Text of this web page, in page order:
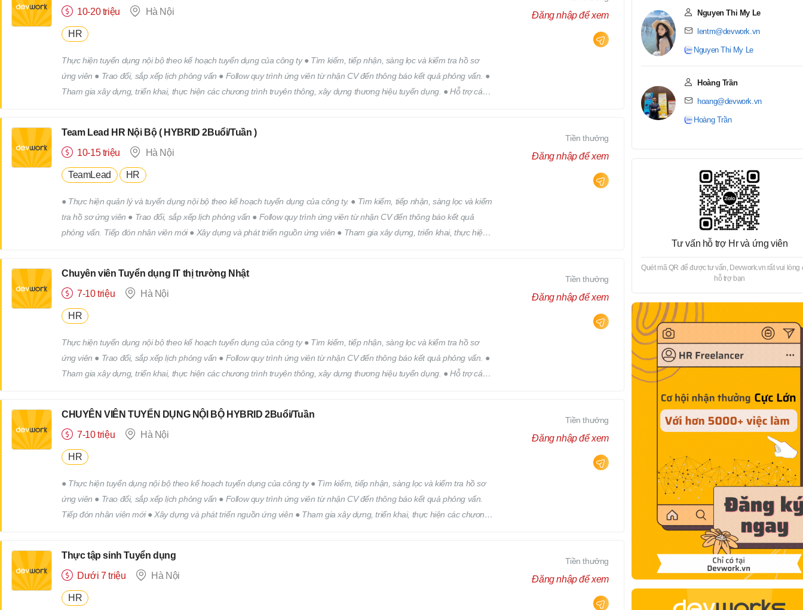
10-20 triệu
Hà Nội
HR
Thực hiện tuyển dụng nội bộ theo kế hoạch tuyển dụng của công ty ● Tìm kiếm, tiếp nhận, sàng lọc và kiểm tra hồ sơ
ứng viên ● Trao đổi, sắp xếp lịch phỏng vấn ● Follow quy trình ứng viên từ nhận CV đến thông báo kết quả phỏng vấn. ●
Tham gia xây dựng, triển khai, thực hiện các chương trình truyên thông, xây dựng thương hiệu tuyển dụng. ● Hỗ trợ các
Đăng nhập để xem
Team Lead HR Nội Bộ ( HYBRID 2Buổi/Tuần )
10-15 triệu
Hà Nội
TeamLead HR
● Thực hiện quản lý và tuyển dụng nội bộ theo kế hoạch tuyển dụng của công ty. ● Tìm kiếm, tiếp nhận, sàng lọc và kiểm
tra hồ sơ ứng viên ● Trao đổi, sắp xếp lịch phỏng vấn ● Follow quy trình ứng viên từ nhận CV đến thông báo kết quả
phỏng vấn. Tiếp đón nhân viên mới ● Xây dựng và phát triển nguồn ứng viên ● Tham gia xây dựng, triển khai, thực hiện
Tiền thưởng
Đăng nhập để xem
Chuyên viên Tuyển dụng IT thị trường Nhật
7-10 triệu
Hà Nội
HR
Thực hiện tuyển dụng nội bộ theo kế hoạch tuyển dụng của công ty ● Tìm kiếm, tiếp nhận, sàng lọc và kiểm tra hồ sơ
ứng viên ● Trao đổi, sắp xếp lịch phỏng vấn ● Follow quy trình ứng viên từ nhận CV đến thông báo kết quả phỏng vấn. ●
Tham gia xây dựng, triển khai, thực hiện các chương trình truyên thông, xây dựng thương hiệu tuyển dụng. ● Hỗ trợ các
Tiền thưởng
Đăng nhập để xem
CHUYÊN VIÊN TUYỂN DỤNG NỘI BỘ HYBRID 2Buổi/Tuần
7-10 triệu
Hà Nội
HR
● Thực hiện tuyển dụng nội bộ theo kế hoạch tuyển dụng của công ty ● Tìm kiếm, tiếp nhận, sàng lọc và kiểm tra hồ sơ
ứng viên ● Trao đổi, sắp xếp lịch phỏng vấn ● Follow quy trình ứng viên từ nhận CV đến thông báo kết quả phỏng vấn.
Tiếp đón nhân viên mới ● Xây dựng và phát triển nguồn ứng viên ● Tham gia xây dựng, triển khai, thực hiện các chương
Tiền thưởng
Đăng nhập để xem
Thực tập sinh Tuyển dụng
Dưới 7 triệu
Hà Nội
HR
Tiền thưởng
Đăng nhập để xem
Nguyen Thi My Le
lentm@devwork.vn
Nguyen Thi My Le
Hoàng Trần
hoang@devwork.vn
Hoàng Trần
Tư vấn hỗ trợ Hr và ứng viên
Quét mã QR để được tư vấn, Devwork.vn rất vui lòng
hỗ trợ bạn